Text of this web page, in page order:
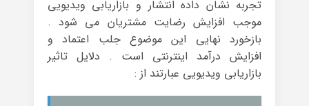
تجربه نشان داده انتشار و بازاریابی ویدیویی
موجب افزایش رضایت مشتریان می شود .
بازخورد نهایی این موضوع جلب اعتماد و
افزایش درآمد اینترنتی است . دلایل تاثیر
بازاریابی ویدیویی عبارتند از :